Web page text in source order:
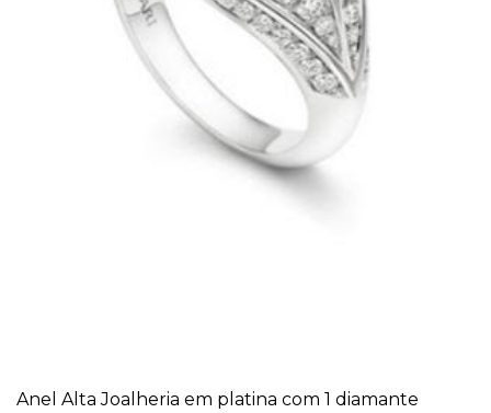
Anel Alta Joalheria em platina com 1 diamante